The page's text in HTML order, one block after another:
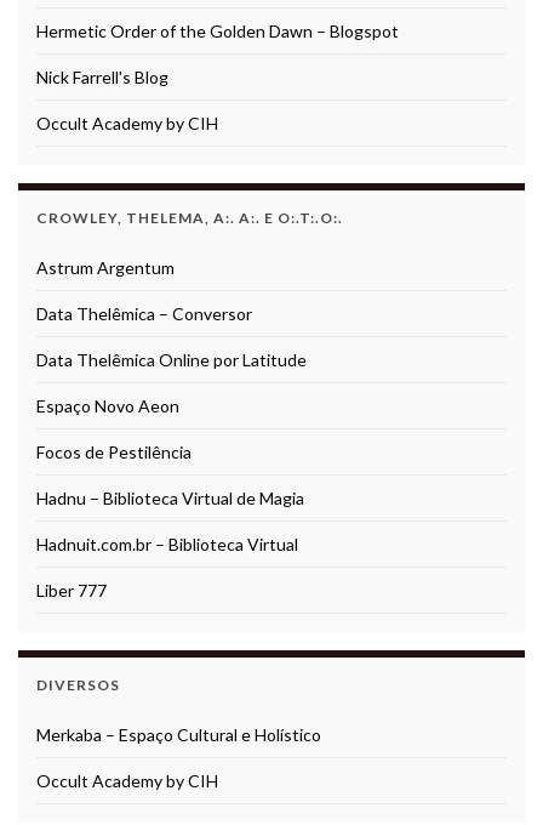
Hermetic Order of the Golden Dawn – Blogspot
Nick Farrell's Blog
Occult Academy by CIH
CROWLEY, THELEMA, A:. A:. E O:.T:.O:.
Astrum Argentum
Data Thelêmica – Conversor
Data Thelêmica Online por Latitude
Espaço Novo Aeon
Focos de Pestilência
Hadnu – Biblioteca Virtual de Magia
Hadnuit.com.br – Biblioteca Virtual
Liber 777
DIVERSOS
Merkaba – Espaço Cultural e Holístico
Occult Academy by CIH